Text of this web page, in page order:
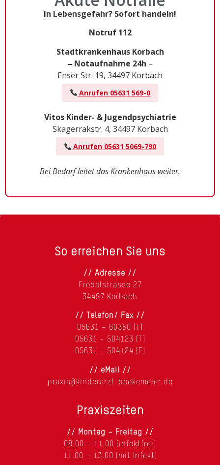
In Lebensgefahr? Sofort handeln!
Notruf 112
Stadtkrankenhaus Korbach
– Notaufnahme 24h –
Enser Str. 19, 34497 Korbach
Anrufen 05631 569-0
Vitos Kinder- & Jugendpsychiatrie
Skagerrakstr. 4, 34497 Korbach
Anrufen 05631 5069-790
Bei Bedarf leitet das Krankenhaus weiter.
So erreichen Sie uns
// Adresse //
Fröbelstrasse 27
34497 Korbach
// Telefon/ Fax //
05631 – 60350 (T)
05631 – 504123 (T)
05631 – 504124 (F)
// eMail //
praxis@kinderarzt-boekemeier.de
Praxiszeiten
// Montag – Freitag //
08.00 – 11.00 (infektfrei)
11.00 – 13.00 (mit Infekt)